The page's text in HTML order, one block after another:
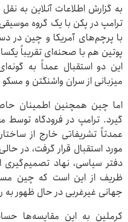
به گزارش اطلاعات آنلاین به
ترامپ در پکن با یک گروه
با پرچم‌های آمریکا و چین در
پوتین هم با صحنه‌ای تقریباً
این دو استقبال عمداً به
میزبانی از سران واشنگتن و
اما چین همچنین اطمینان
گیرد. ترامپ در فرودگاه
عمدتاً تشریفاتی خارج از
مورد استقبال قرار گرفت، در
دفتر سیاسی، نهاد
ظریف از این است که چین
جهانی غیرغربی در حال ظهور به
کرملین به این مقایسه‌ها